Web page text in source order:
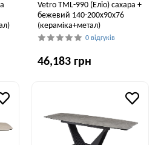
Vetro ТМL-990 (Еліо) сахара +
бежевий 140-200x90x76
(кераміка+метал)
0 відгуків
46,183 грн